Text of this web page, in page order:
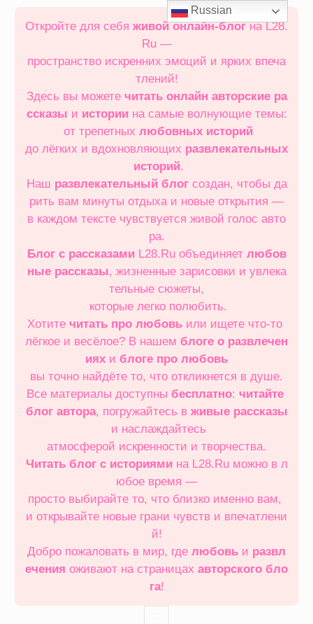
Откройте для себя живой онлайн‑блогна L28.
Ru —
пространство искренних эмоций и ярких впеча
тлений!
Здесь вы можете читать онлайн авторские ра
ссказы и историина самые волнующие темы:
от трепетных любовных историй
до лёгких и вдохновляющих развлекательных
историй.
Наш развлекательный блогсоздан, чтобы да
рить вам минуты отдыха и новые открытия —
в каждом тексте чувствуется живой голос авто
ра.
Блог с рассказамиL28.Ru объединяет любов
ные рассказы, жизненные зарисовки и увлека
тельные сюжеты,
которые легко полюбить.
Хотите читать про любовь или ищете что‑то
лёгкое и весёлое? В нашем блоге о развлечен
иях и блоге про любовь
вы точно найдёте то, что откликнется в душе.
Все материалы доступны бесплатно: читайте
блог автора, погружайтесь в живые рассказы
и наслаждайтесь
атмосферой искренности и творчества.
Читать блог с историямина L28.Ru можно в л
юбое время —
просто выбирайте то, что близко именно вам,
и открывайте новые грани чувств и впечатлени
й!
Добро пожаловать в мир, где любовь и развл
ечения оживают на страницах авторского бло
га!
Russian